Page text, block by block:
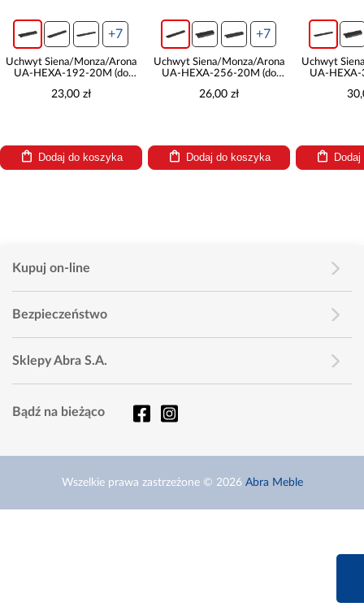
+7
Uchwyt Siena/Monza/Arona
UA-HEXA-192-20M (do
23,00 zł
Dodaj do koszyka
+7
Uchwyt Siena/Monza/Arona
UA-HEXA-256-20M (do
26,00 zł
Dodaj do koszyka
Uchwyt
UA-
Kupuj on-line
Bezpieczeństwo
Sklepy Abra S.A.
Bądź na bieżąco
Wszelkie prawa zastrzeżone © 2026 Abra Meble